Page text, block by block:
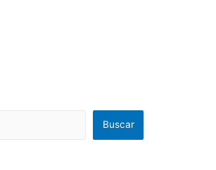
Buscar